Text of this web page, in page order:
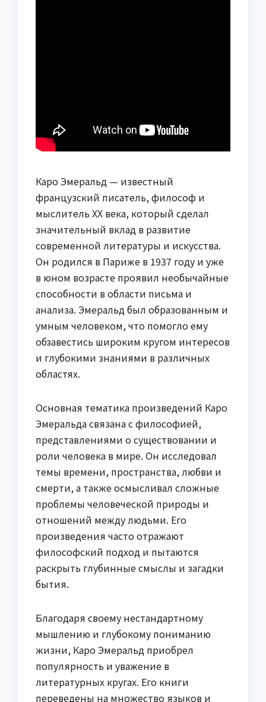
Каро Эмеральд — известный
французский писатель, философ и
мыслитель XX века, который сделал
значительный вклад в развитие
современной литературы и искусства.
Он родился в Париже в 1937 году и уже
в юном возрасте проявил необычайные
способности в области письма и
анализа. Эмеральд был образованным и
умным человеком, что помогло ему
обзавестись широким кругом интересов
и глубокими знаниями в различных
областях.
Основная тематика произведений Каро
Эмеральда связана с философией,
представлениями о существовании и
роли человека в мире. Он исследовал
темы времени, пространства, любви и
смерти, а также осмысливал сложные
проблемы человеческой природы и
отношений между людьми. Его
произведения часто отражают
философский подход и пытаются
раскрыть глубинные смыслы и загадки
бытия.
Благодаря своему нестандартному
мышлению и глубокому пониманию
жизни, Каро Эмеральд приобрел
популярность и уважение в
литературных кругах. Его книги
переведены на множество языков и